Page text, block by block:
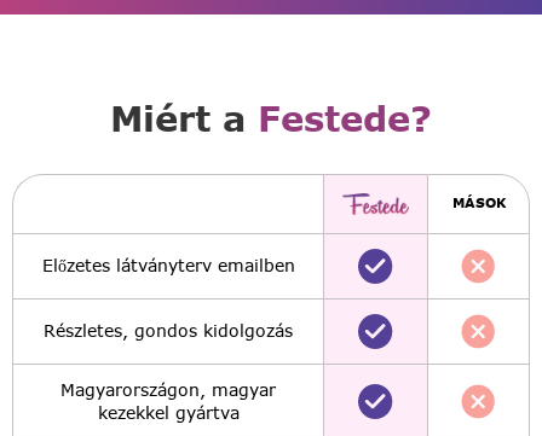
Miért a Festede?
MÁSOK
Előzetes látványterv emailben
Részletes, gondos kidolgozás
Magyarországon, magyar
kezekkel gyártva